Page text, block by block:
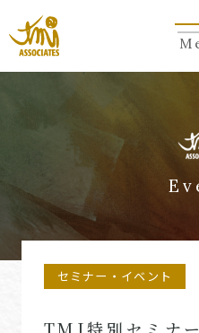
セミナー・イベント